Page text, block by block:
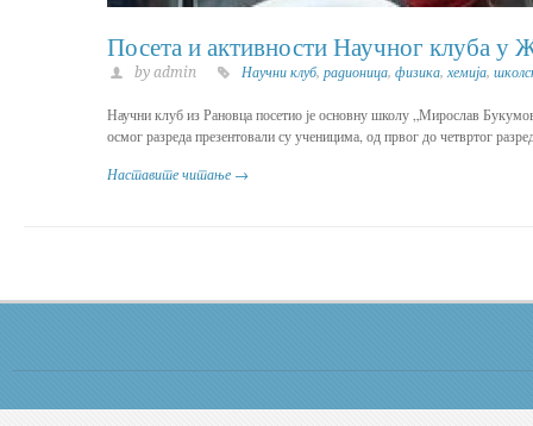
Посета и активности Научног клуба у
by admin Научни клуб, радионица, физика, хемија,
Научни клуб из Рановца посетио је основну школу „Мирослав
осмог разреда презентовали су ученицима, од првог до четвртог
Наставите читање →